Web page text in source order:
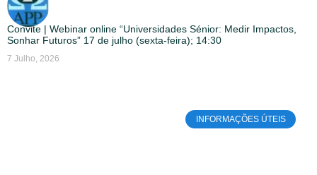
Convite | Webinar online “Universidades Sénior: Medir Impactos,
Sonhar Futuros” 17 de julho (sexta-feira); 14:30
7 Julho, 2026
INFORMAÇÕES ÚTEIS